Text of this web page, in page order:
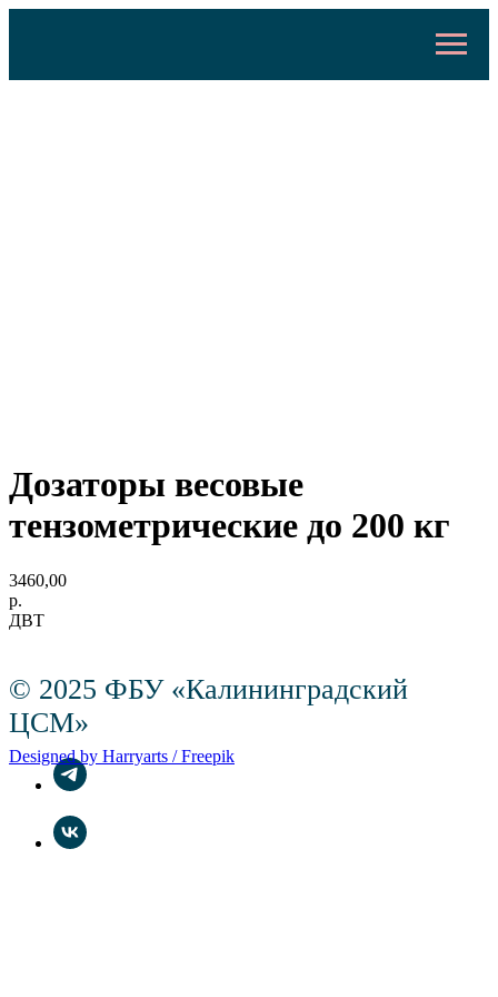
Дозаторы весовые
тензометрические до 200 кг
3460,00
р.
ДВТ
© 2025 ФБУ «Калининградский
ЦСМ»
Designed by Harryarts / Freepik